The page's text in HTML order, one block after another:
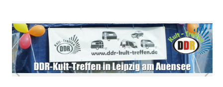
springen
DDR-
Kult-
Treffen